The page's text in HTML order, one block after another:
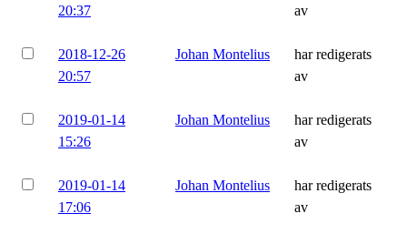
20:37
av
2018-12-26
20:57
Johan Montelius
har redigerats
av
2019-01-14
15:26
Johan Montelius
har redigerats
av
2019-01-14
17:06
Johan Montelius
har redigerats
av